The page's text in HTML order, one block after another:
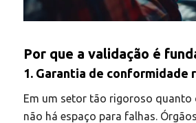
Por que a validação é
1. Garantia de conformidade
Em um setor tão rigoroso quanto
não há espaço para falhas.